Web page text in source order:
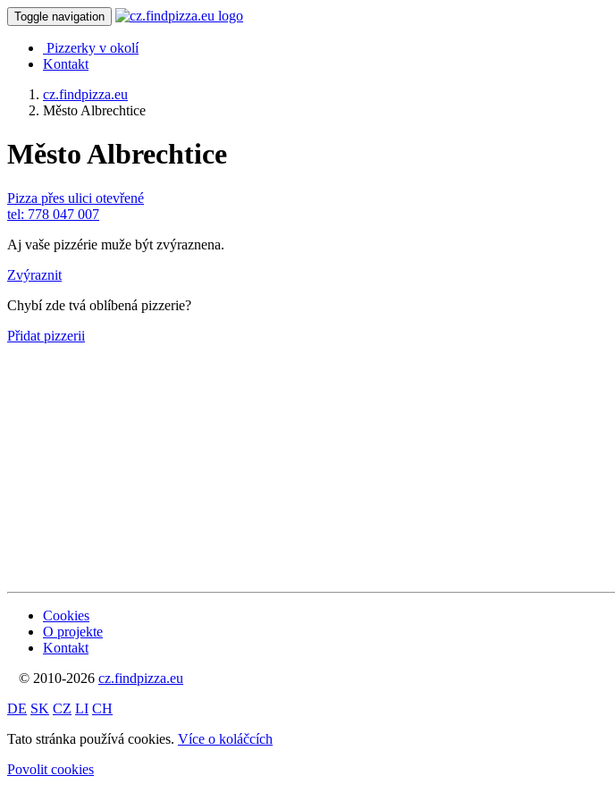
Toggle navigation
Pizzerky v okolí
Kontakt
cz.findpizza.eu
Město Albrechtice
Město Albrechtice
Pizza přes ulici otevřené
tel: 778 047 007
Aj vaše pizzérie muže být zvýraznena.
Zvýraznit
Chybí zde tvá oblíbená pizzerie?
Přidat pizzerii
Cookies
O projekte
Kontakt
© 2010-2026 cz.findpizza.eu
DE SK CZ LI CH
Tato stránka používá cookies. Více o koláčcích
Povolit cookies